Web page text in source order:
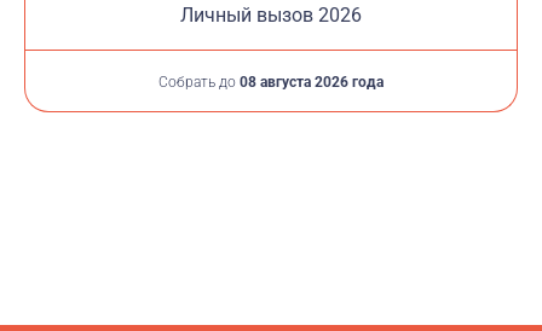
Личный вызов 2026
Собрать до 08 августа 2026 года